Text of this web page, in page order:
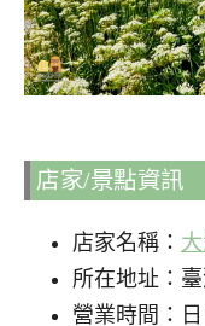
店家/景點資訊
店家名稱：
所在地址：
營業時間：